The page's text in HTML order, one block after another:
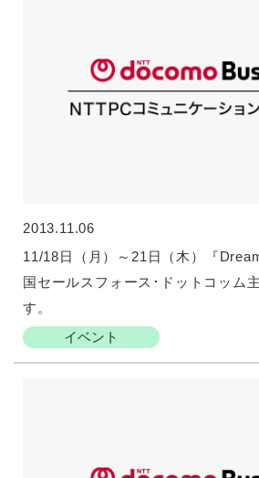
2013.11.06
イベント
11/18日（月）～21日（木）『
国セールスフォース･ドットコッム
す。